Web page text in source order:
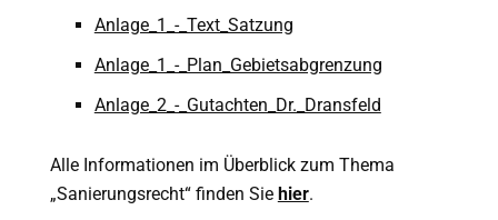
Anlage_1_-_Text_Satzung
Anlage_1_-_Plan_Gebietsabgrenzung
Anlage_2_-_Gutachten_Dr._Dransfeld
Alle Informationen im Überblick zum Thema
„Sanierungsrecht“ finden Sie hier.